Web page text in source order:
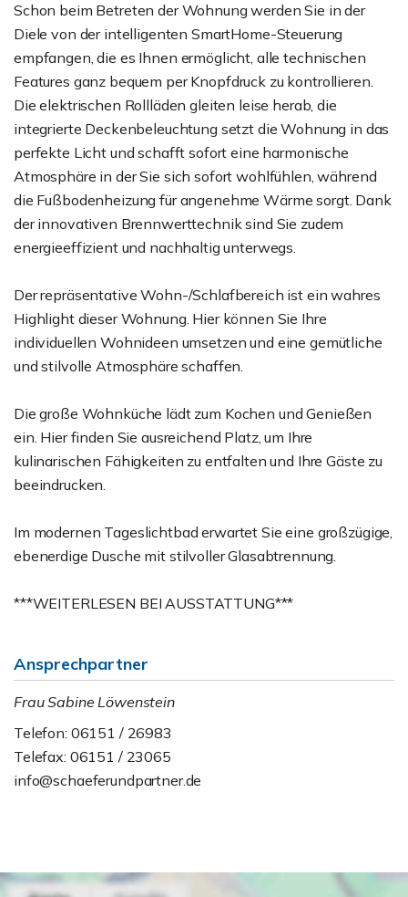
Schon beim Betreten der Wohnung werden Sie in der
Diele von der intelligenten SmartHome-Steuerung
empfangen, die es Ihnen ermöglicht, alle technischen
Features ganz bequem per Knopfdruck zu kontrollieren.
Die elektrischen Rollläden gleiten leise herab, die
integrierte Deckenbeleuchtung setzt die Wohnung in das
perfekte Licht und schafft sofort eine harmonische
Atmosphäre in der Sie sich sofort wohlfühlen, während
die Fußbodenheizung für angenehme Wärme sorgt. Dank
der innovativen Brennwerttechnik sind Sie zudem
energieeffizient und nachhaltig unterwegs.
Der repräsentative Wohn-/Schlafbereich ist ein wahres
Highlight dieser Wohnung. Hier können Sie Ihre
individuellen Wohnideen umsetzen und eine gemütliche
und stilvolle Atmosphäre schaffen.
Die große Wohnküche lädt zum Kochen und Genießen
ein. Hier finden Sie ausreichend Platz, um Ihre
kulinarischen Fähigkeiten zu entfalten und Ihre Gäste zu
beeindrucken.
Im modernen Tageslichtbad erwartet Sie eine großzügige,
ebenerdige Dusche mit stilvoller Glasabtrennung.
***WEITERLESEN BEI AUSSTATTUNG***
Ansprechpartner
Frau Sabine Löwenstein
Telefon: 06151 / 26983
Telefax: 06151 / 23065
info@schaeferundpartner.de